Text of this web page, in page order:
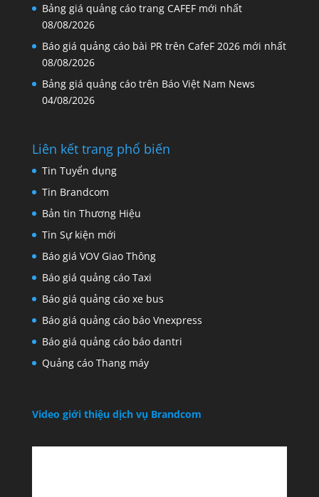
Bảng giá quảng cáo trang CAFEF mới nhất
08/08/2026
Báo giá quảng cáo bài PR trên CafeF 2026 mới nhất
08/08/2026
Bảng giá quảng cáo trên Báo Việt Nam News
04/08/2026
Liên kết trang phổ biến
Tin Tuyển dụng
Tin Brandcom
Bản tin Thương Hiệu
Tin Sự kiện mới
Báo giá VOV Giao Thông
Báo giá quảng cáo Taxi
Báo giá quảng cáo xe bus
Báo giá quảng cáo báo Vnexpress
Báo giá quảng cáo báo dantri
Quảng cáo Thang máy
Video giới thiệu dịch vụ Brandcom